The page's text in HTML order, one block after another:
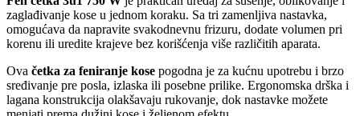
zaglađivanje kose u jednom koraku. Sa tri zamenljiva nastavka,
omogućava da napravite svakodnevnu frizuru, dodate volumen pri
korenu ili uredite krajeve bez korišćenja više različitih aparata.
Ova četka za feniranje kose pogodna je za kućnu upotrebu i brzo
sređivanje pre posla, izlaska ili posebne prilike. Ergonomska drška i
lagana konstrukcija olakšavaju rukovanje, dok nastavke možete